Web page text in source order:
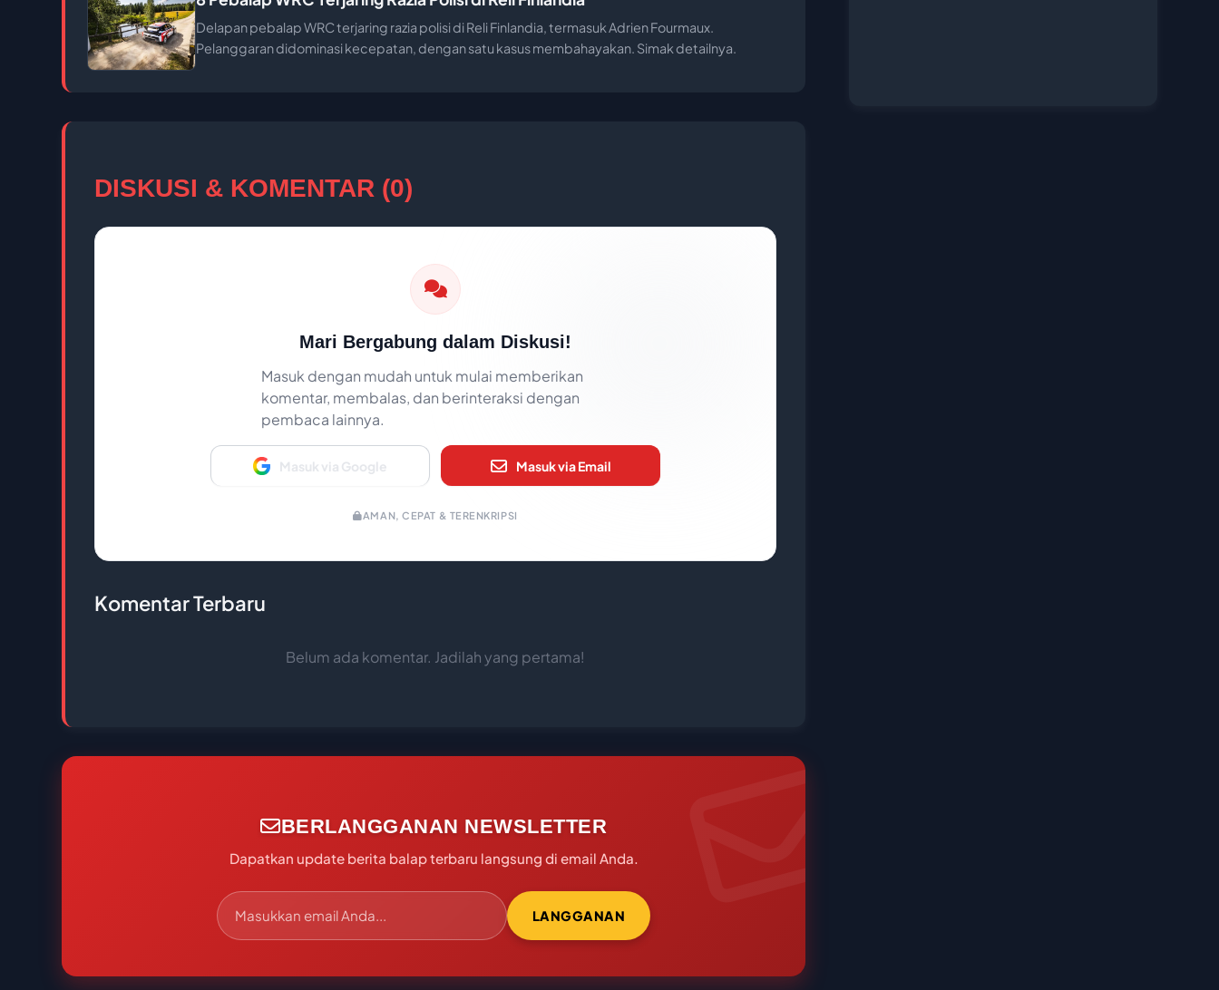
Delapan pebalap WRC terjaring razia polisi di Reli Finlandia, termasuk Adrien Fourmaux.
Pelanggaran didominasi kecepatan, dengan satu kasus membahayakan. Simak detailnya.
DISKUSI & KOMENTAR (0)
Mari Bergabung dalam Diskusi!
Masuk dengan mudah untuk mulai memberikan
komentar, membalas, dan berinteraksi dengan
pembaca lainnya.
Masuk via Google Masuk via Email
AMAN, CEPAT & TERENKRIPSI
Komentar Terbaru
Belum ada komentar. Jadilah yang pertama!
BERLANGGANAN NEWSLETTER
Dapatkan update berita balap terbaru langsung di email Anda.
LANGGANAN